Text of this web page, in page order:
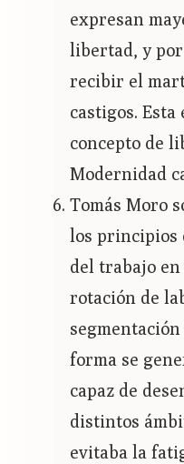
expresan
libertad, y
recibir el
castigos.
concepto de
Modernidad
Tomás Moro
los principios
del trabajo
rotación de
forma se
capaz de
distintos
evitaba la